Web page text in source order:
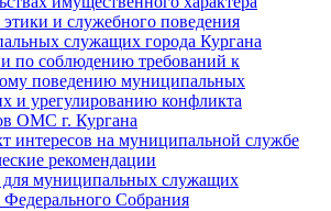
и служебного поведения
служащих города Кургана
по соблюдению требований к
поведению муниципальных
и урегулированию конфликта
ОМС г. Кургана
интересов на муниципальной службе
рекомендации
для муниципальных служащих
Cобрания